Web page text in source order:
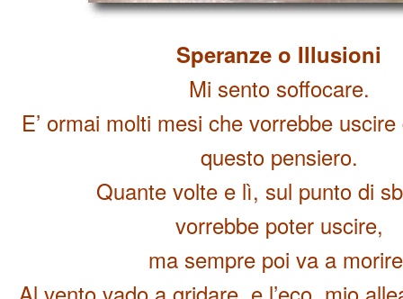
Speranze o Illusioni
Mi sento soffocare.
E’ ormai molti mesi che vorrebbe
questo pensiero.
Quante volte e lì, sul punto di
vorrebbe poter uscire,
ma sempre poi va a